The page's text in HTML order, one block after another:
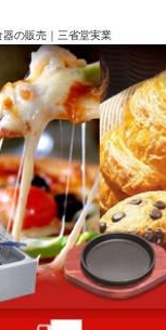
の販売｜三省堂実業